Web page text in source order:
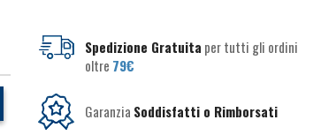
Spedizione Gratuita per tutti gli ordini
oltre 79€
Garanzia Soddisfatti o Rimborsati